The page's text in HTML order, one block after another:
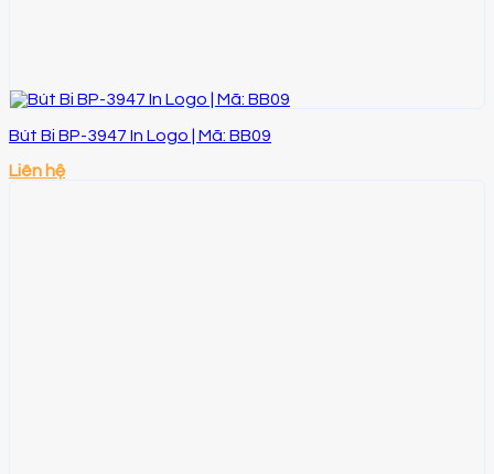
Bút Bi BP-3947 In Logo | Mã: BB09
Liên hệ